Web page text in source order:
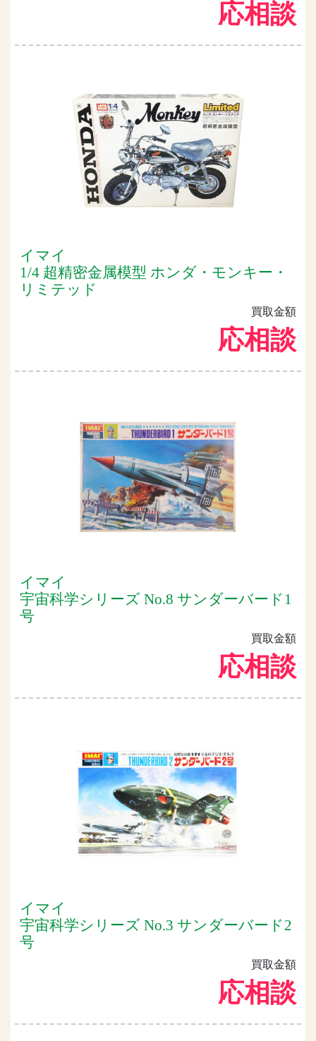
応相談
イマイ
1/4 超精密金属模型 ホンダ・モンキー・
リミテッド
買取金額
応相談
イマイ
宇宙科学シリーズ No.8 サンダーバード1
号
買取金額
応相談
イマイ
宇宙科学シリーズ No.3 サンダーバード2
号
買取金額
応相談